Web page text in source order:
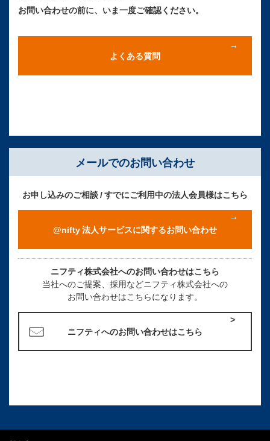
お問い合わせの前に、いま一度ご確認ください。
よくある質問
メールでのお問い合わせ
お申し込みのご相談 / すでにご利用中の法人会員様はこちら
@nifty 法人サービスに関するお問い合わせ
ニフティ株式会社へのお問い合わせはこちら
当社へのご提案、採用などニフティ株式会社への
お問い合わせはこちらになります。
ニフティへのお問い合わせはこちら